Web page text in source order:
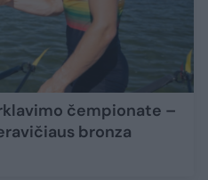
čempionate –
bronza